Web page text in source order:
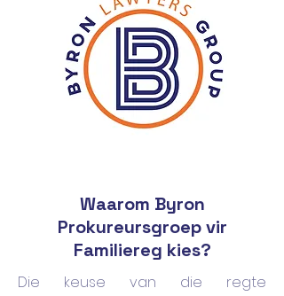
Waarom Byron
Prokureursgroep vir
Familiereg kies?
Die keuse van die regte